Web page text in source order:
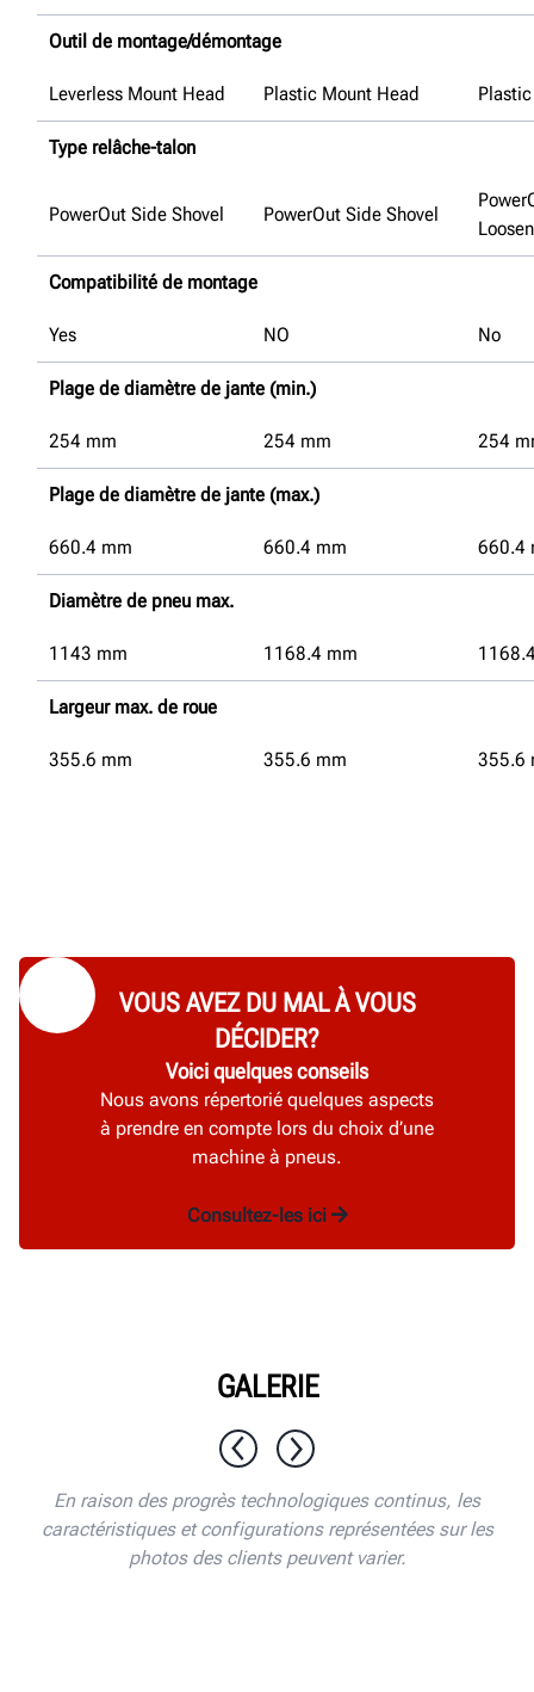
Outil de montage/démontage
Leverless Mount Head Plastic Mount Head
Type relâche-talon
PowerOut Side Shovel PowerOut Side Shovel
Compatibilité de montage
Yes NO No
Plage de diamètre de jante (min.)
254 mm 254 mm 254
Plage de diamètre de jante (max.)
660.4 mm 660.4 mm 660.4
Diamètre de pneu max.
1143 mm 1168.4 mm
Largeur max. de roue
355.6 mm 355.6 mm 355.6
VOUS AVEZ DU MAL À VOUS
DÉCIDER?
Voici quelques conseils
Nous avons répertorié quelques aspects
à prendre en compte lors du choix d’une
machine à pneus.
Consultez-les ici
GALERIE
En raison des progrès technologiques continus, les
caractéristiques et configurations représentées sur les
photos des clients peuvent varier.